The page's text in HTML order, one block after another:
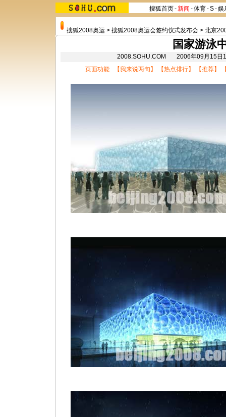
搜狐首页-新闻 -体育-S-娱
搜狐2008奥运 > 搜狐2008奥运会签约仪式发布会 > 北京
国家游泳
2008.SOHU.COM 2006年09月15
页面功能 【我来说两句 】 【热点排行】 【推荐】